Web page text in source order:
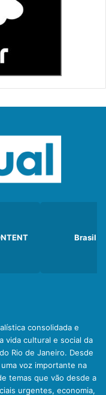
Brasil
consolidada e
vida cultural e social da
Rio de Janeiro. Desde
voz importante na
temas que vão desde a
urgentes, economia,